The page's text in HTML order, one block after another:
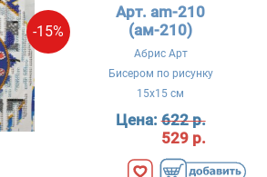
-15%
Арт. am-210
(ам-210)
Абрис Арт
Бисером по рисунку
15x15 см
Цена:622 р.
529 р.